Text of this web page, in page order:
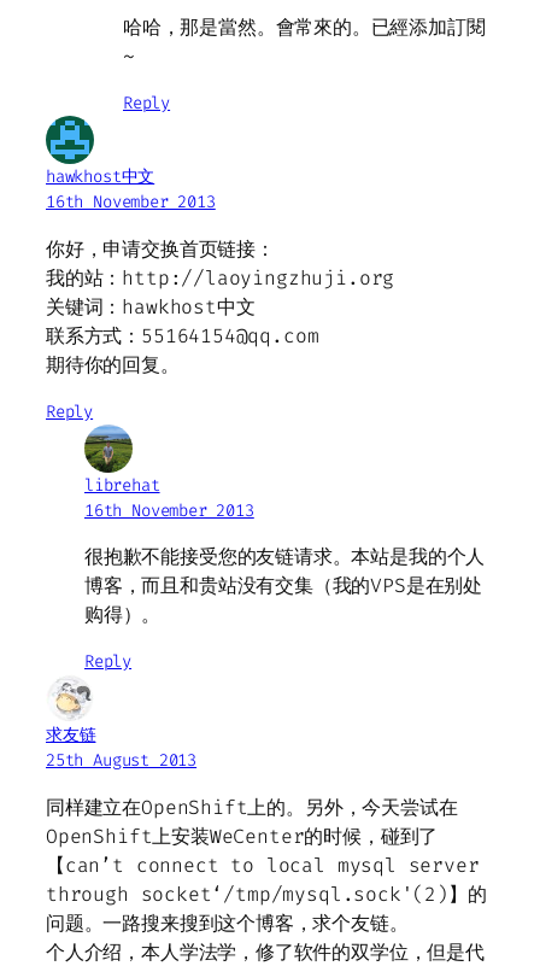
哈哈，那是當然。會常來的。已經添加訂閱
~
Reply
hawkhost中文
16th November 2013
你好，申请交换首页链接：
我的站：http://laoyingzhuji.org
关键词：hawkhost中文
联系方式：55164154@qq.com
期待你的回复。
Reply
librehat
16th November 2013
很抱歉不能接受您的友链请求。本站是我的个人
博客，而且和贵站没有交集（我的VPS是在别处
购得）。
Reply
求友链
25th August 2013
同样建立在OpenShift上的。另外，今天尝试在
OpenShift上安装WeCenter的时候，碰到了
【can’t connect to local mysql server
through socket‘/tmp/mysql.sock'(2)】的
问题。一路搜来搜到这个博客，求个友链。
个人介绍，本人学法学，修了软件的双学位，但是代